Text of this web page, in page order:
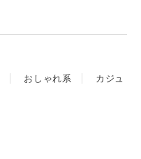
おしゃれ系 カジュ